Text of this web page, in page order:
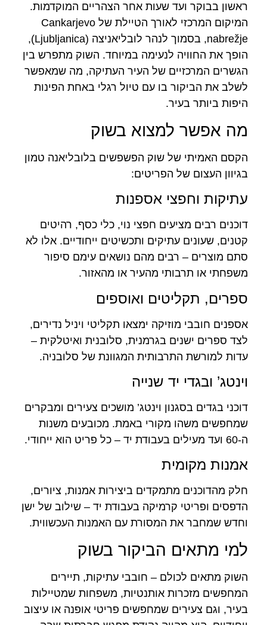
ראשון בבוקר ועד שעות אחר הצהריים המוקדמות.
המיקום המרכזי לאורך הטיילת של Cankarjevo
nabrežje, בסמוך לנהר לובליאניצה (Ljubljanica),
הופך את החוויה לנעימה במיוחד. השוק מתפרש בין
הגשרים המרכזיים של העיר העתיקה, מה שמאפשר
לשלב את הביקור בו עם טיול רגלי באחת הפינות
היפות ביותר בעיר.
מה אפשר למצוא בשוק
הקסם האמיתי של שוק הפשפשים בלובליאנה טמון
בגיוון העצום של הפריטים:
עתיקות וחפצי אספנות
דוכנים רבים מציעים חפצי נוי, כלי כסף, רהיטים
קטנים, שעונים עתיקים ותכשיטים ייחודיים. אלו לא
סתם מוצרים – רבים מהם נושאים עימם סיפור
משפחתי או תרבותי מהעיר או מהאזור.
ספרים, תקליטים ואוספים
אספנים חובבי מוזיקה ימצאו תקליטי ויניל נדירים,
לצד ספרים ישנים בגרמנית, סלובנית ואיטלקית –
עדות למורשת התרבותית המגוונת של סלובניה.
וינטג’ ובגדי יד שנייה
דוכני בגדים בסגנון וינטג’ מושכים צעירים ומבקרים
שמחפשים משהו מקורי באמת. מכובעים משנות
ה-60 ועד מעילים בעבודת יד – כל פריט הוא ייחודי.
אמנות מקומית
חלק מהדוכנים מתמקדים ביצירות אמנות, ציורים,
הדפסים ופריטי קרמיקה בעבודת יד – שילוב של ישן
וחדש שמחבר את המסורת עם האמנות העכשווית.
למי מתאים הביקור בשוק
השוק מתאים לכולם – חובבי עתיקות, תיירים
המחפשים מזכרות אותנטיות, משפחות שמטיילות
בעיר, וגם צעירים שמחפשים פריטי אופנה או עיצוב